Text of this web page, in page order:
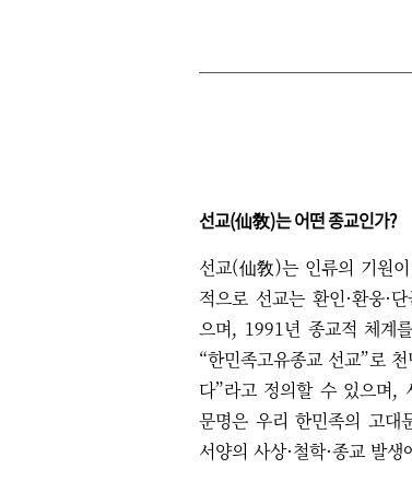
선교(仙敎)는 어떤 종교인가?
선교(仙敎)는 인류의 기원
적으로 선교는 환인·환웅·
으며, 1991년 종교적 체계
“한민족고유종교 선교”로
다”라고 정의할 수 있으며,
문명은 우리 한민족의 고대
서양의 사상·철학·종교 발생